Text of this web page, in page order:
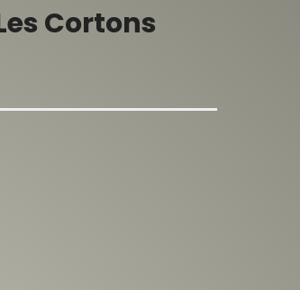
Cortons